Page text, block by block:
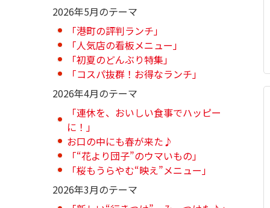
2026年5月のテーマ
「港町の評判ランチ」
「人気店の看板メニュー」
「初夏のどんぶり特集」
「コスパ抜群！お得なランチ」
2026年4月のテーマ
「連休を、おいしい食事でハッピー
に！」
お口の中にも春が来た♪
「“花より団子”のウマいもの」
「桜もうらやむ“映え”メニュー」
2026年3月のテーマ